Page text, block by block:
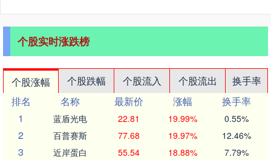
个股实时涨跌榜
个股涨幅 个股跌幅 个股流入 个股流出
换手率
排名
名称 最新价 涨幅
换手率
1
蓝盾光电 22.81 19.99% 0.55%
2 百普赛斯 77.68 19.97% 12.46%
3 近岸蛋白 55.54 18.88% 7.79%